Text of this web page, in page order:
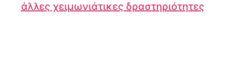
άλλες χειμωνιάτικες δραστηριότητες